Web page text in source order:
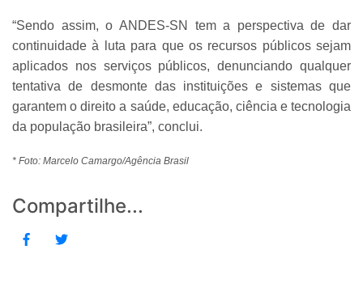
“Sendo assim, o ANDES-SN tem a perspectiva de dar
continuidade à luta para que os recursos públicos sejam
aplicados nos serviços públicos, denunciando qualquer
tentativa de desmonte das instituições e sistemas que
garantem o direito a saúde, educação, ciência e tecnologia
da população brasileira”, conclui.
* Foto: Marcelo Camargo/Agência Brasil
Compartilhe...